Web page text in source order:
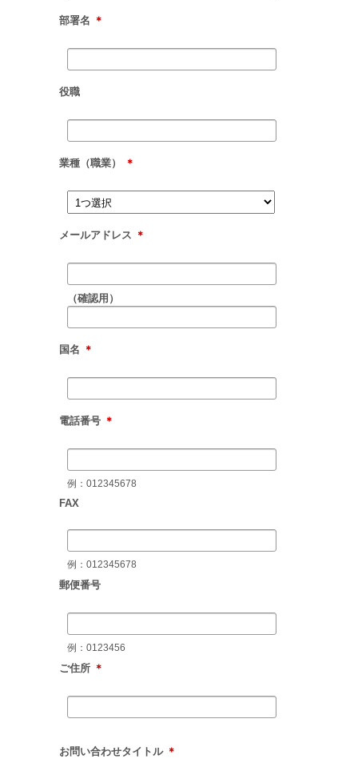
部署名 ＊
役職
業種（職業） ＊
メールアドレス ＊
（確認用）
国名 ＊
電話番号 ＊
例：012345678
FAX
例：012345678
郵便番号
例：0123456
ご住所 ＊
お問い合わせタイトル ＊